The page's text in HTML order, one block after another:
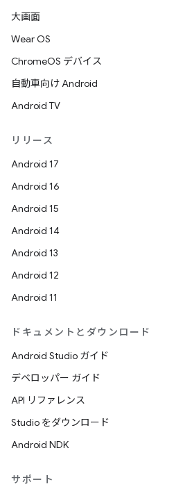
大画面
Wear OS
ChromeOS デバイス
自動車向け Android
Android TV
リリース
Android 17
Android 16
Android 15
Android 14
Android 13
Android 12
Android 11
ドキュメントとダウンロード
Android Studio ガイド
デベロッパー ガイド
API リファレンス
Studio をダウンロード
Android NDK
サポート